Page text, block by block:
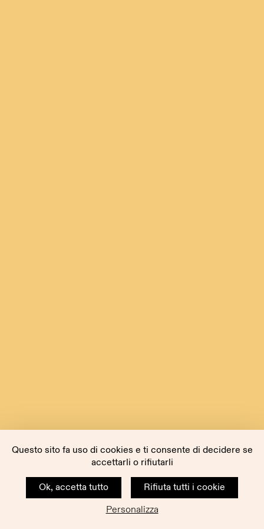
Questo sito fa uso di cookies e ti consente di decidere se
accettarli o rifiutarli
Ok, accetta tutto
Rifiuta tutti i cookie
Personalizza